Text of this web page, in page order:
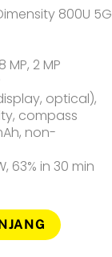
800U 5G
MP, 2 MP
optical),
compass
non-
63% in 30 min